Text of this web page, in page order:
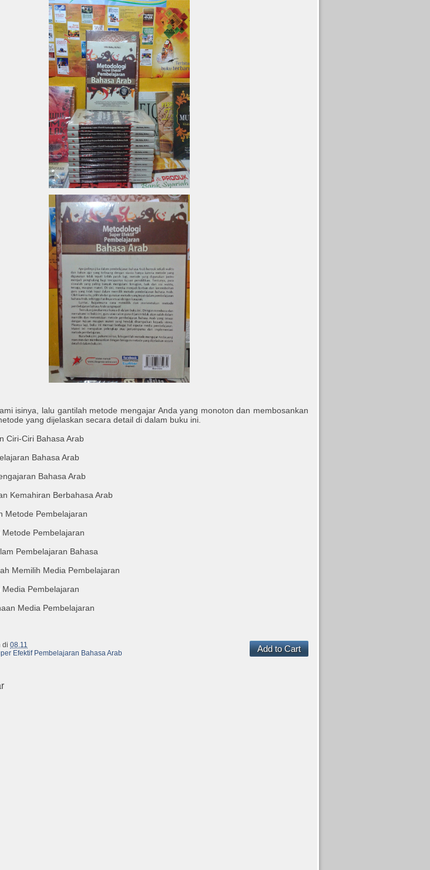
isinya, lalu gantilah metode mengajar Anda yang monoton dan membosankan
yang dijelaskan secara detail di dalam buku ini.
Ciri-Ciri Bahasa Arab
Bahasa Arab
Bahasa Arab
Kemahiran Berbahasa Arab
Pembelajaran
Pembelajaran
Pembelajaran Bahasa
Memilih Media Pembelajaran
Pembelajaran
Media Pembelajaran
di 08.11
Efektif Pembelajaran Bahasa Arab